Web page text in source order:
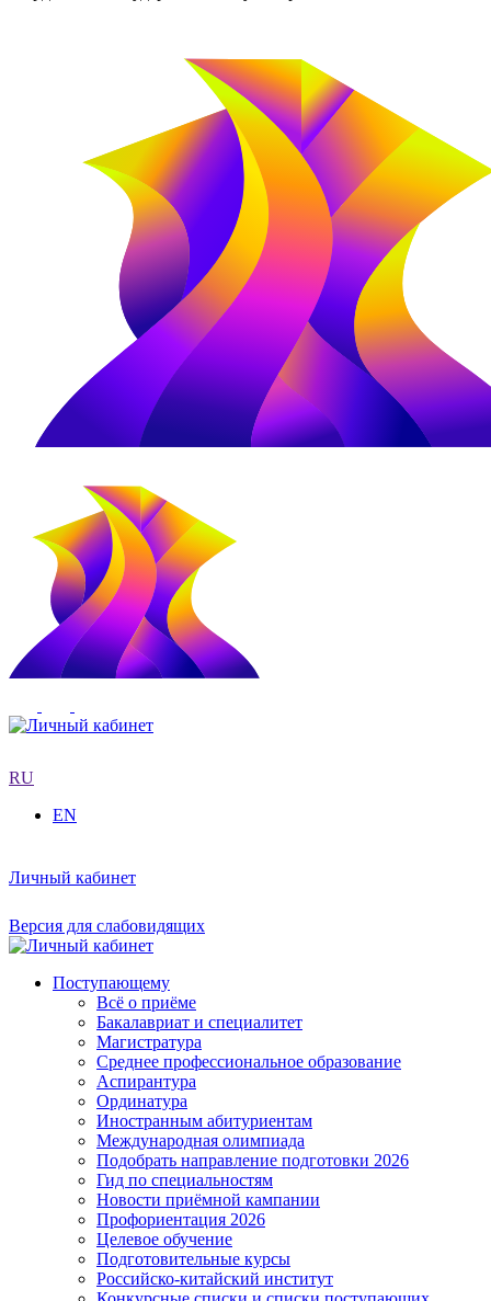
RU
EN
Личный кабинет
Версия для слабовидящих
Поступающему
Всё о приёме
Бакалавриат и специалитет
Магистратура
Среднее профессиональное образование
Аспирантура
Ординатура
Иностранным абитуриентам
Международная олимпиада
Подобрать направление подготовки 2026
Гид по специальностям
Новости приёмной кампании
Профориентация 2026
Целевое обучение
Подготовительные курсы
Российско-китайский институт